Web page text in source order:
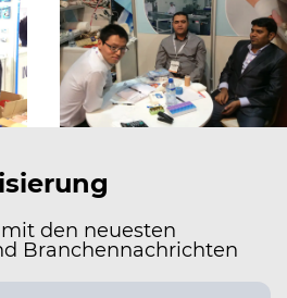
den neuesten
Branchennachrichten